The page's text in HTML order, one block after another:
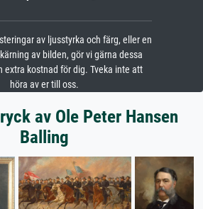
av ljusstyrka och färg, eller en
av bilden, gör vi gärna dessa
extra kostnad för dig. Tveka inte att
höra av er till oss.
av Ole Peter Hansen
Balling